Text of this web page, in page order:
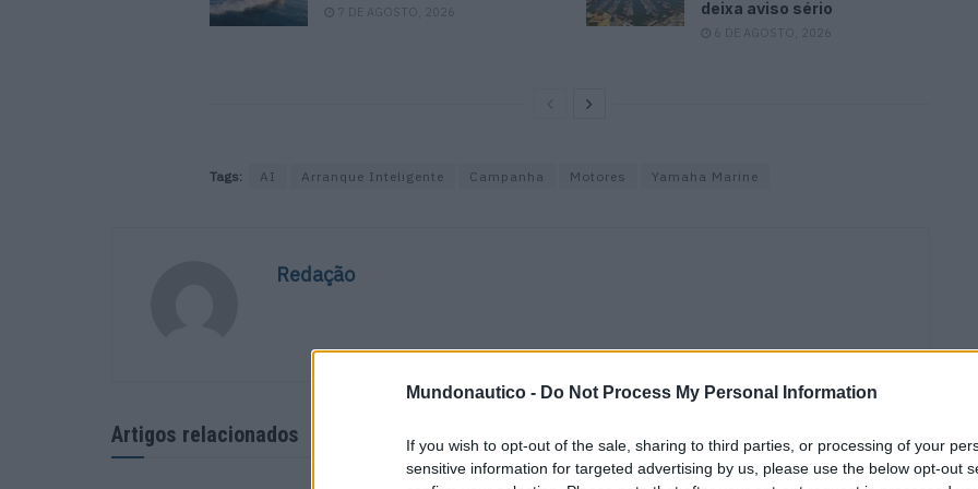
Mundonautico - Do Not Process My Personal Information
If you wish to opt-out of the sale, sharing to third parties, or processing of your
sensitive information for targeted advertising by us, please use the below opt-out
7 DE AGOSTO, 2026
deixa aviso sério
6 DE AGOSTO, 2026
Tags: AI Arranque Inteligente Campanha Motores Yamaha Marine
Redação
Artigos relacionados